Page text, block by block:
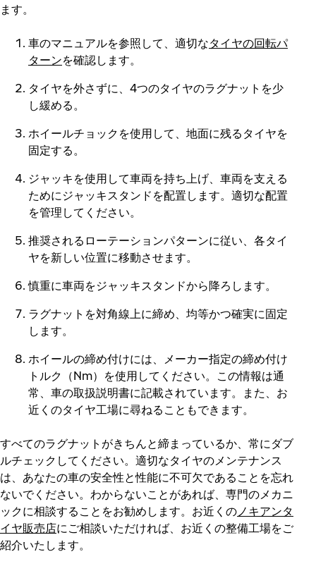
ます。
車のマニュアルを参照して、適切なタイヤの回転パ
ターンを確認します。
タイヤを外さずに、4つのタイヤのラグナットを少
し緩める。
ホイールチョックを使用して、地面に残るタイヤを
固定する。
ジャッキを使用して車両を持ち上げ、車両を支える
ためにジャッキスタンドを配置します。適切な配置
を管理してください。
推奨されるローテーションパターンに従い、各タイ
ヤを新しい位置に移動させます。
慎重に車両をジャッキスタンドから降ろします。
ラグナットを対角線上に締め、均等かつ確実に固定
します。
ホイールの締め付けには、メーカー指定の締め付け
トルク（Nm）を使用してください。この情報は通
常、車の取扱説明書に記載されています。また、お
近くのタイヤ工場に尋ねることもできます。
すべてのラグナットがきちんと締まっているか、常にダブ
ルチェックしてください。適切なタイヤのメンテナンス
は、あなたの車の安全性と性能に不可欠であることを忘れ
ないでください。わからないことがあれば、専門のメカニ
ックに相談することをお勧めします。お近くのノキアンタ
イヤ販売店にご相談いただければ、お近くの整備工場をご
紹介いたします。